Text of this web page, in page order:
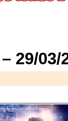
29/03/